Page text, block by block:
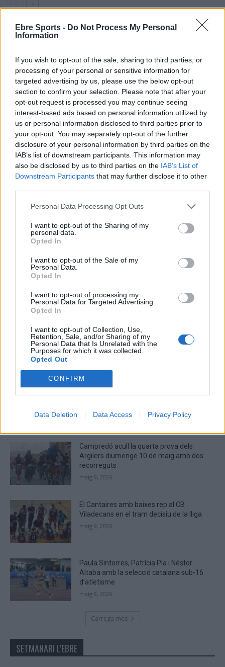
Ebre Sports - Do Not Process My Personal
Information
If you wish to opt-out of the sale, sharing to third parties, or
processing of your personal or sensitive information for
targeted advertising by us, please use the below opt-out
section to confirm your selection. Please note that after your
opt-out request is processed you may continue seeing
interest-based ads based on personal information utilized by
us or personal information disclosed to third parties prior to
your opt-out. You may separately opt-out of the further
disclosure of your personal information by third parties on the
IAB’s list of downstream participants. This information may
also be disclosed by us to third parties on the IAB’s List of
Downstream Participants that may further disclose it to other
Personal Data Processing Opt Outs
I want to opt-out of the Sharing of my
personal data.
Opted In
I want to opt-out of the Sale of my
Personal Data.
Opted In
I want to opt-out of processing my
Personal Data for Targeted Advertising.
Opted In
I want to opt-out of Collection, Use,
Retention, Sale, and/or Sharing of my
Personal Data that Is Unrelated with the
Purposes for which it was collected.
Opted Out
CONFIRM
Data Deletion Data Access Privacy Policy
DEIXA UNA RESPOSTA
Comentari:
Deseu el meu nom, el correu electrònic i el lloc web en
aquest navegador per a la propera vegada que comenti.
Captcha6 - 5 = ?
characters
CAPTCHA
human.
ÚLTIMES NOTÍCIES
La Cursa de l’Aldea segona d’etiqueta d’or
de la Running Sèries Terres de l’Ebre
maig 9, 2026
Campredó acull la quarta prova dels
Argilers diumenge 10 de maig amb dos
recorreguts
maig 9, 2026
El Cantaires amb baixes rep al CB
Viladecans en el tram decisiu de la lliga
maig 9, 2026
Paula Sintorres, Patrícia Pla i Néstor
Altaba amb la selecció catalana sub-16
d’atletisme
maig 8, 2026
Carrega més
SETMANARI L'EBRE